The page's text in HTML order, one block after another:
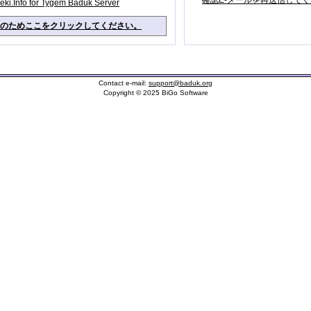
for Tygem Baduk Server
ためここをクリックしてください。
Contact e-mail: support@baduk.org
Copyright © 2025 BiGo Software